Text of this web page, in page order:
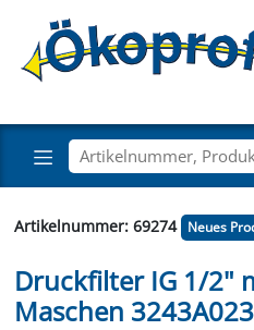
Artikelnummer: 69274 Neues
Druckfilter IG 1/2"
Maschen